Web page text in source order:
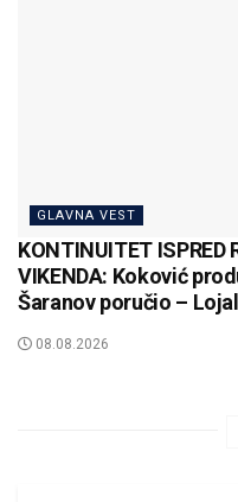
GLAVNA VEST
KONTINUITET ISPRED
VIKENDA: Koković
Šaranov poručio –
08.08.2026